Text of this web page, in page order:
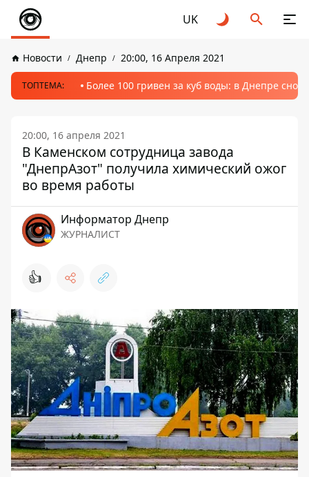
UK
Новости Днепр 20:00, 16 Апреля 2021
ТОПТЕМА: Более 100 гривен за куб воды: в Днепре
20:00, 16 апреля 2021
В Каменском сотрудница завода
"ДнепрАзот" получила химический ожог
во время работы
Информатор Днепр
ЖУРНАЛИСТ
👍